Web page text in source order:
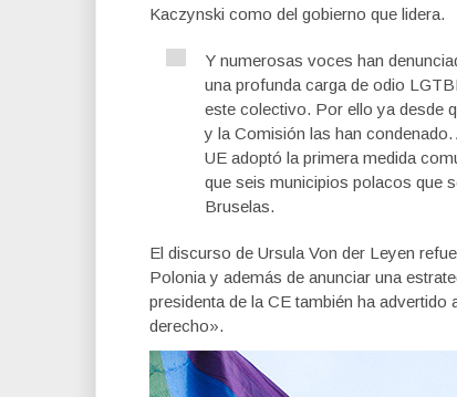
Kaczynski como del gobierno que lidera.
Y numerosas voces han
una profunda carga de odio
este colectivo. Por ello ya desde
y la Comisión las han
UE adoptó la primera medida
que seis municipios polacos que
Bruselas.
El discurso de Ursula Von der Leyen
Polonia y además de anunciar una
presidenta de la CE también ha
derecho».